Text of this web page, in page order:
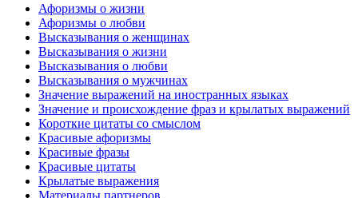
Афоризмы о жизни
Афоризмы о любви
Высказывания о женщинах
Высказывания о жизни
Высказывания о любви
Высказывания о мужчинах
Значение выражений на иностранных языках
Значение и происхождение фраз и крылатых выражений
Короткие цитаты со смыслом
Красивые афоризмы
Красивые фразы
Красивые цитаты
Крылатые выражения
Материалы партнеров